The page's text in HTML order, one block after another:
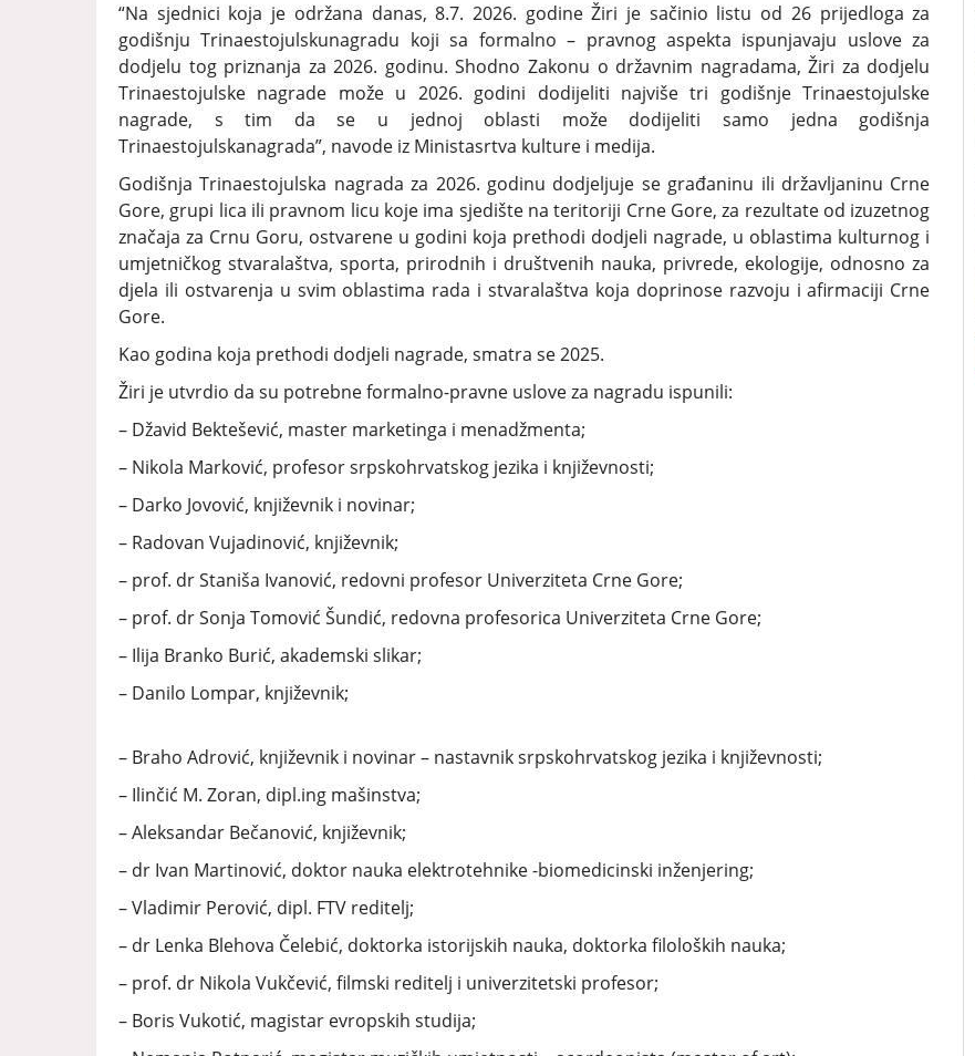
“Na sjednici koja je održana danas, 8.7. 2026. godine Žiri je sačinio listu od 26 prijedloga za
godišnju Trinaestojulskunagradu koji sa formalno – pravnog aspekta ispunjavaju uslove za
dodjelu tog priznanja za 2026. godinu. Shodno Zakonu o državnim nagradama, Žiri za dodjelu
Trinaestojulske nagrade može u 2026. godini dodijeliti najviše tri godišnje Trinaestojulske
nagrade, s tim da se u jednoj oblasti može dodijeliti samo jedna godišnja
Trinaestojulskanagrada”, navode iz Ministasrtva kulture i medija.
Godišnja Trinaestojulska nagrada za 2026. godinu dodjeljuje se građaninu ili državljaninu Crne
Gore, grupi lica ili pravnom licu koje ima sjedište na teritoriji Crne Gore, za rezultate od izuzetnog
značaja za Crnu Goru, ostvarene u godini koja prethodi dodjeli nagrade, u oblastima kulturnog i
umjetničkog stvaralaštva, sporta, prirodnih i društvenih nauka, privrede, ekologije, odnosno za
djela ili ostvarenja u svim oblastima rada i stvaralaštva koja doprinose razvoju i afirmaciji Crne
Gore.
Kao godina koja prethodi dodjeli nagrade, smatra se 2025.
Žiri je utvrdio da su potrebne formalno-pravne uslove za nagradu ispunili:
– Džavid Bektešević, master marketinga i menadžmenta;
– Nikola Marković, profesor srpskohrvatskog jezika i književnosti;
– Darko Jovović, književnik i novinar;
– Radovan Vujadinović, književnik;
– prof. dr Staniša Ivanović, redovni profesor Univerziteta Crne Gore;
– prof. dr Sonja Tomović Šundić, redovna profesorica Univerziteta Crne Gore;
– Ilija Branko Burić, akademski slikar;
– Danilo Lompar, književnik;
– Braho Adrović, književnik i novinar – nastavnik srpskohrvatskog jezika i književnosti;
– Ilinčić M. Zoran, dipl.ing mašinstva;
– Aleksandar Bečanović, književnik;
– dr Ivan Martinović, doktor nauka elektrotehnike -biomedicinski inženjering;
– Vladimir Perović, dipl. FTV reditelj;
– dr Lenka Blehova Čelebić, doktorka istorijskih nauka, doktorka filoloških nauka;
– prof. dr Nikola Vukčević, filmski reditelj i univerzitetski profesor;
– Boris Vukotić, magistar evropskih studija;